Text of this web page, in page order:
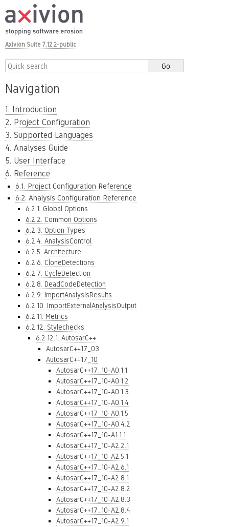
Axivion Suite 7.12.2-public
Navigation
1. Introduction
2. Project Configuration
3. Supported Languages
4. Analyses Guide
5. User Interface
6. Reference
6.1. Project Configuration Reference
6.2. Analysis Configuration Reference
6.2.1. Global Options
6.2.2. Common Options
6.2.3. Option Types
6.2.4. AnalysisControl
6.2.5. Architecture
6.2.6. CloneDetections
6.2.7. CycleDetection
6.2.8. DeadCodeDetection
6.2.9. ImportAnalysisResults
6.2.10. ImportExternalAnalysisOutput
6.2.11. Metrics
6.2.12. Stylechecks
6.2.12.1. AutosarC++
AutosarC++17_03
AutosarC++17_10
AutosarC++17_10-A0.1.1
AutosarC++17_10-A0.1.2
AutosarC++17_10-A0.1.3
AutosarC++17_10-A0.1.4
AutosarC++17_10-A0.1.5
AutosarC++17_10-A0.4.2
AutosarC++17_10-A1.1.1
AutosarC++17_10-A2.2.1
AutosarC++17_10-A2.5.1
AutosarC++17_10-A2.6.1
AutosarC++17_10-A2.8.1
AutosarC++17_10-A2.8.2
AutosarC++17_10-A2.8.3
AutosarC++17_10-A2.8.4
AutosarC++17_10-A2.9.1